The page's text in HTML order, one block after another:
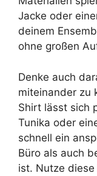
Jacke oder
deinem
ohne großen
Denke auch
miteinander zu
Shirt lässt sich
Tunika oder
schnell ein
Büro als auch
ist. Nutze